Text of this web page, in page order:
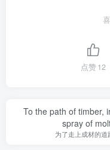
点赞12
To the path of timber,
spray of
为了走上成材的